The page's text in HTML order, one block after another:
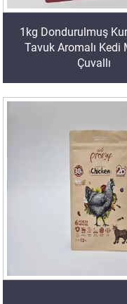
1kg Dondurulmuş
Tavuk Aromalı Kedi
Çuvallı